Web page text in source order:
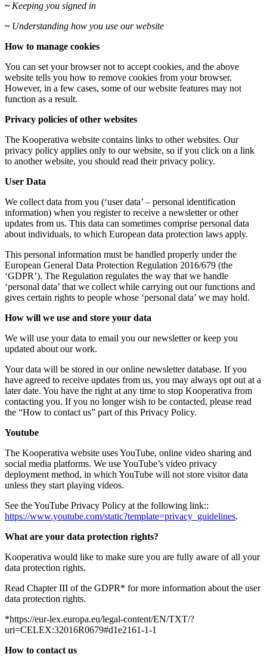
~ Keeping you signed in
~ Understanding how you use our website
How to manage cookies
You can set your browser not to accept cookies, and the above
website tells you how to remove cookies from your browser.
However, in a few cases, some of our website features may not
function as a result.
Privacy policies of other websites
The Kooperativa website contains links to other websites. Our
privacy policy applies only to our website, so if you click on a link
to another website, you should read their privacy policy.
User Data
We collect data from you (‘user data’ – personal identification
information) when you register to receive a newsletter or other
updates from us. This data can sometimes comprise personal data
about individuals, to which European data protection laws apply.
This personal information must be handled properly under the
European General Data Protection Regulation 2016/679 (the
‘GDPR’). The Regulation regulates the way that we handle
‘personal data’ that we collect while carrying out our functions and
gives certain rights to people whose ‘personal data’ we may hold.
How will we use and store your data
We will use your data to email you our newsletter or keep you
updated about our work.
Your data will be stored in our online newsletter database. If you
have agreed to receive updates from us, you may always opt out at a
later date. You have the right at any time to stop Kooperativa from
contacting you. If you no longer wish to be contacted, please read
the “How to contact us” part of this Privacy Policy.
Youtube
The Kooperativa website uses YouTube, online video sharing and
social media platforms. We use YouTube’s video privacy
deployment method, in which YouTube will not store visitor data
unless they start playing videos.
See the YouTube Privacy Policy at the following link::
https://www.youtube.com/static?template=privacy_guidelines.
What are your data protection rights?
Kooperativa would like to make sure you are fully aware of all your
data protection rights.
Read Chapter III of the GDPR* for more information about the user
data protection rights.
*https://eur-lex.europa.eu/legal-content/EN/TXT/?
uri=CELEX:32016R0679#d1e2161-1-1
How to contact us